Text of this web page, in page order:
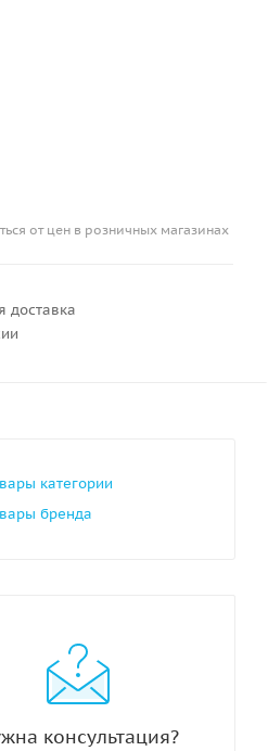
от цен в розничных магазинах
доставка
категории
бренда
консультация?